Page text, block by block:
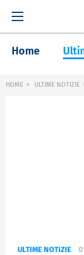
Home
HOME ULTIME NOTIZIE
ULTIME NOTIZIE